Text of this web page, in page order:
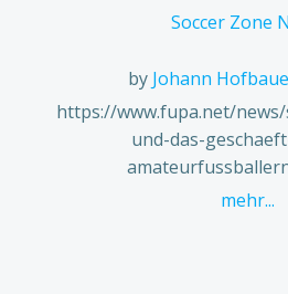
Soccer Zone
by Johann
https://www.fupa.net/
und-das-
mehr...